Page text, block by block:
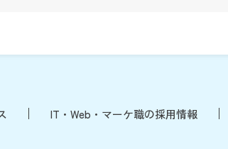
IT・Web・マーケ職の採用情報